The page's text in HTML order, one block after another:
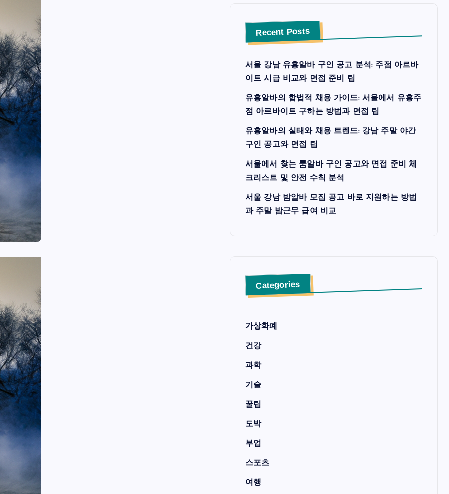
Recent Posts
서울 강남 유흥알바 구인 공고 분석: 주점 아르바
이트 시급 비교와 면접 준비 팁
유흥알바의 합법적 채용 가이드: 서울에서 유흥주
점 아르바이트 구하는 방법과 면접 팁
유흥알바의 실태와 채용 트렌드: 강남 주말 야간
구인 공고와 면접 팁
서울에서 찾는 룸알바 구인 공고와 면접 준비 체
크리스트 및 안전 수칙 분석
서울 강남 밤알바 모집 공고 바로 지원하는 방법
과 주말 밤근무 급여 비교
Categories
가상화폐
건강
과학
기술
꿀팁
도박
부업
스포츠
여행